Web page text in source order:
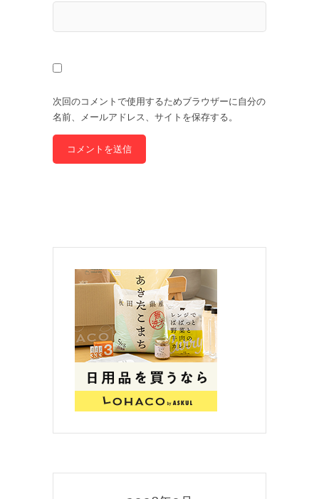
次回のコメントで使用するためブラウザーに自分の
名前、メールアドレス、サイトを保存する。